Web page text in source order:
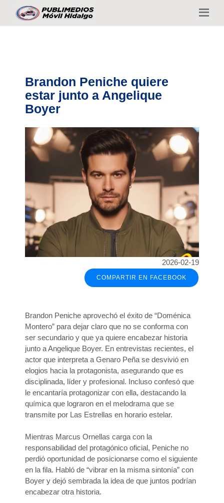
Brandon Peniche quiere
estar junto a Angelique
Boyer
2026-02-19
COMPARTIR EN FACEBOOK
Brandon Peniche aprovechó el éxito de “Doménica
Montero” para dejar claro que no se conforma con
ser secundario y que ya quiere encabezar historia
junto a Angelique Boyer. En entrevistas recientes, el
actor que interpreta a Genaro Peña se desvivió en
elogios hacia la protagonista, asegurando que es
disciplinada, líder y profesional. Incluso confesó que
le encantaría protagonizar con ella, destacando la
química que lograron en el melodrama que se
transmite por Las Estrellas en horario estelar.
Mientras Marcus Ornellas carga con la
responsabilidad del protagónico oficial, Peniche no
perdió oportunidad de posicionarse como el siguiente
en la fila. Habló de “vibrar en la misma sintonía” con
Boyer y dejó sembrada la idea de que juntos podrían
encabezar otra historia.